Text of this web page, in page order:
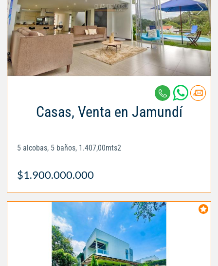
Casas, Venta en Jamundí
5 alcobas, 5 baños, 1.407,00mts2
$1.900.000.000